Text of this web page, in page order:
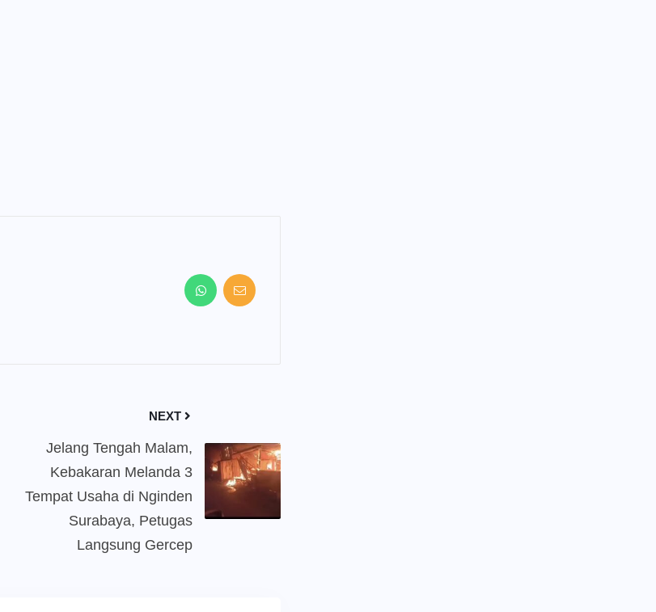
NEXT
Jelang Tengah Malam,
Kebakaran Melanda 3
Tempat Usaha di Nginden
Surabaya, Petugas
Langsung Gercep